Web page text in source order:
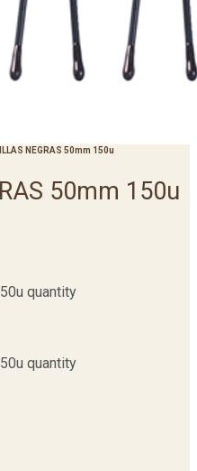
NEGRAS 50mm 150u
50mm 150u
quantity
quantity